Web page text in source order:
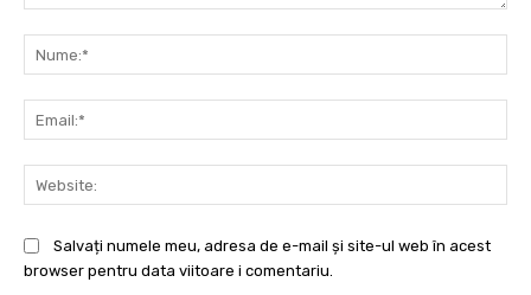
Salvați numele meu, adresa de e-mail și site-ul web în acest
browser pentru data viitoare i comentariu.